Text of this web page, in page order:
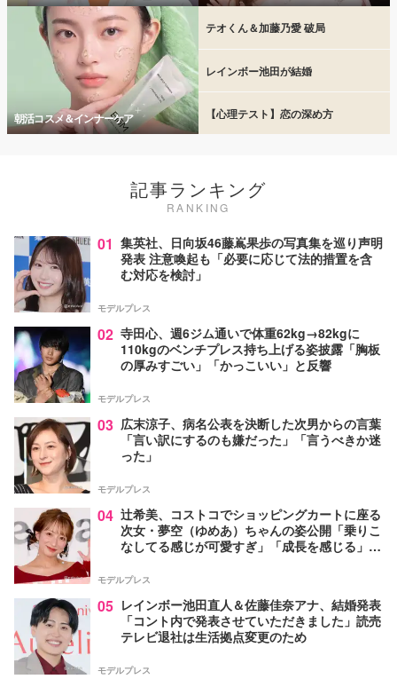
朝活コスメ＆インナーケア
テオくん＆加藤乃愛 破局
レインボー池田が結婚
【心理テスト】恋の深め方
記事ランキング
RANKING
01 集英社、日向坂46藤嶌果歩の写真集を巡り声明
発表 注意喚起も「必要に応じて法的措置を含
む対応を検討」
モデルプレス
02 寺田心、週6ジム通いで体重62kg→82kgに
110kgのベンチプレス持ち上げる姿披露「胸板
の厚みすごい」「かっこいい」と反響
モデルプレス
03 広末涼子、病名公表を決断した次男からの言葉
「言い訳にするのも嫌だった」「言うべきか迷
った」
モデルプレス
04 辻希美、コストコでショッピングカートに座る
次女・夢空（ゆめあ）ちゃんの姿公開「乗りこ
なしてる感じが可愛すぎ」「成長を感じる」の
モデルプレス
05 レインボー池田直人＆佐藤佳奈アナ、結婚発表
「コント内で発表させていただきました」読売
テレビ退社は生活拠点変更のため
モデルプレス